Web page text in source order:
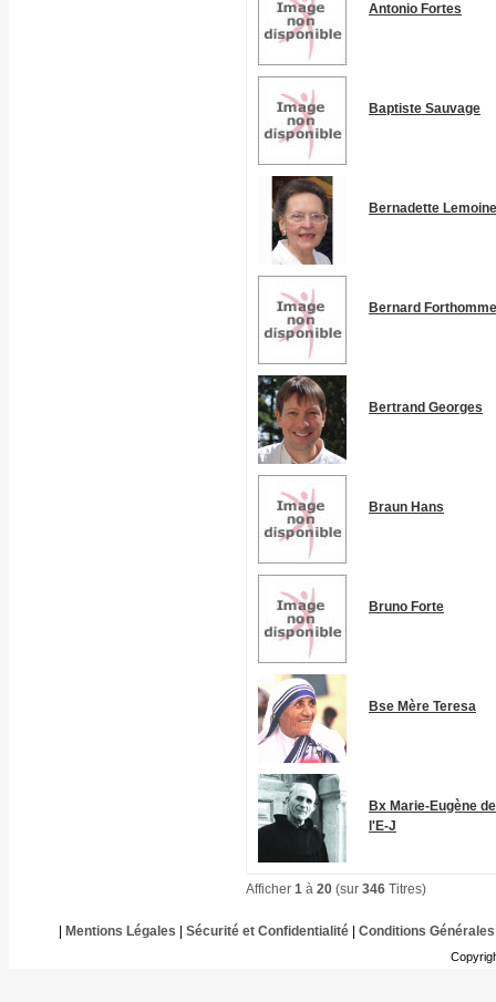
Antonio Fortes
Baptiste Sauvage
Bernadette Lemoine
Bernard Forthomme
Bertrand Georges
Braun Hans
Bruno Forte
Bse Mère Teresa
Bx Marie-Eugène de
l'E-J
Afficher 1 à 20 (sur 346 Titres)
Mentions Légales Sécurité et Confidentialité| Conditions Générales